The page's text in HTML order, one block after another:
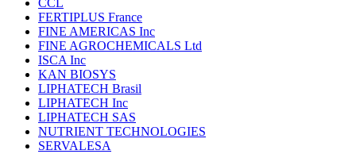
CCL
FERTIPLUS France
FINE AMERICAS Inc
FINE AGROCHEMICALS Ltd
ISCA Inc
KAN BIOSYS
LIPHATECH Brasil
LIPHATECH Inc
LIPHATECH SAS
NUTRIENT TECHNOLOGIES
SERVALESA